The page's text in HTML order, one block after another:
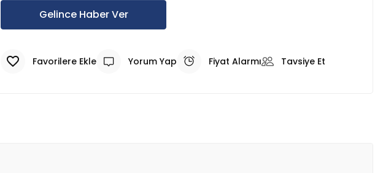
Gelince Haber Ver
Yorum Yap Fiyat Alarmı Tavsiye Et